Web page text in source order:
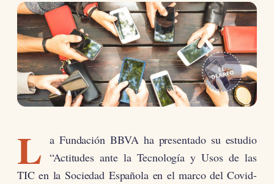
EL
DIARIO
L a Fundación BBVA ha presentado su estudio
“Actitudes ante la Tecnología y Usos de las
TIC en la Sociedad Española en el marco del Covid-